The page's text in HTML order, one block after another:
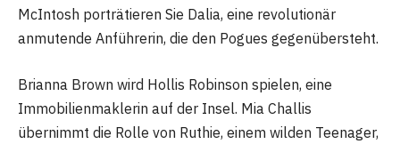
McIntosh porträtieren Sie Dalia, eine revolutionär
anmutende Anführerin, die den Pogues gegenübersteht.
Brianna Brown wird Hollis Robinson spielen, eine
Immobilienmaklerin auf der Insel. Mia Challis
übernimmt die Rolle von Ruthie, einem wilden Teenager,